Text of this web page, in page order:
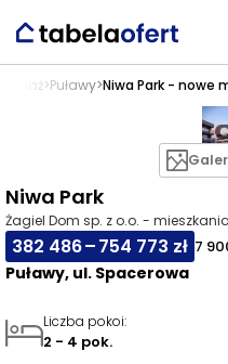
>Puławy>Niwa Park - nowe
Niwa Park
Żagiel Dom sp. z o.o. -
382 486 – 754 773 zł 7
Puławy, ul. Spacerowa
Liczba pokoi:
2 - 4 pok.